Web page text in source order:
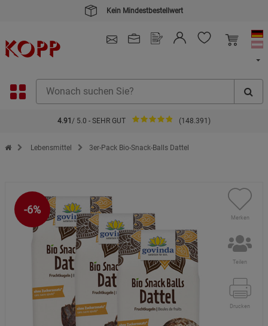
Kein Mindestbestellwert
4.91 / 5.0 - SEHR GUT (148.391)
Zur Startseite des Kopp Verlag Online-Shop
Lebensmittel 3er-Pack Bio-Snack-Balls Dattel
-6%
Merken
Teilen
Drucken